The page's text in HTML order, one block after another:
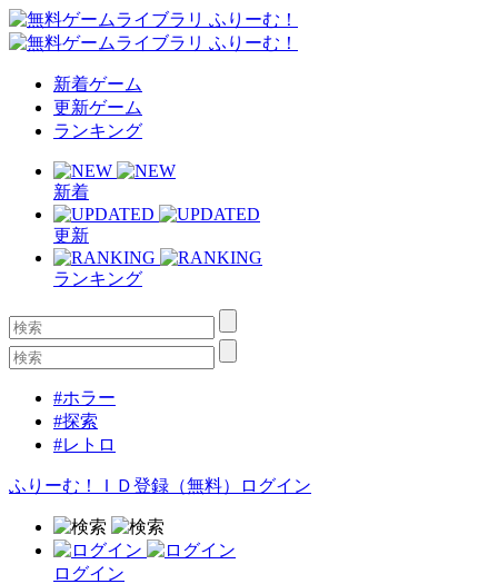
新着ゲーム
更新ゲーム
ランキング
新着
更新
ランキング
#ホラー
#探索
#レトロ
ふりーむ！ＩＤ登録（無料） ログイン
ログイン